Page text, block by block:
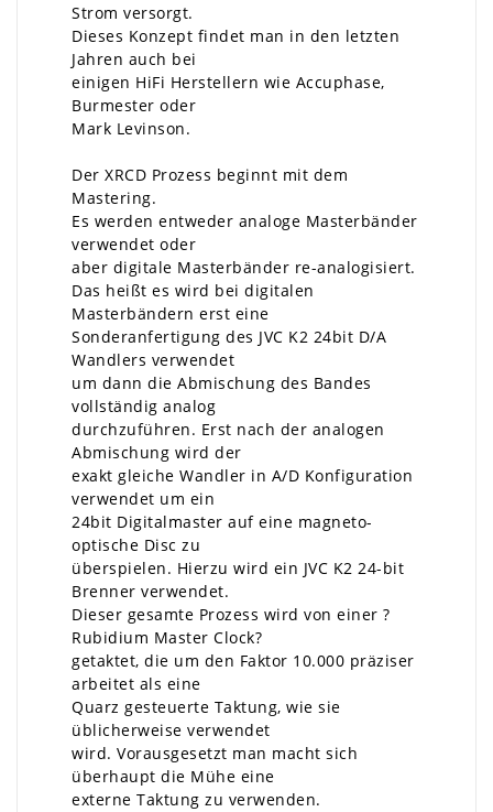
Strom versorgt.
Dieses Konzept findet man in den letzten
Jahren auch bei
einigen HiFi Herstellern wie Accuphase,
Burmester oder
Mark Levinson.
Der XRCD Prozess beginnt mit dem
Mastering.
Es werden entweder analoge Masterbänder
verwendet oder
aber digitale Masterbänder re-analogisiert.
Das heißt es wird bei digitalen
Masterbändern erst eine
Sonderanfertigung des JVC K2 24bit D/A
Wandlers verwendet
um dann die Abmischung des Bandes
vollständig analog
durchzuführen. Erst nach der analogen
Abmischung wird der
exakt gleiche Wandler in A/D Konfiguration
verwendet um ein
24bit Digitalmaster auf eine magneto-
optische Disc zu
überspielen. Hierzu wird ein JVC K2 24-bit
Brenner verwendet.
Dieser gesamte Prozess wird von einer ?
Rubidium Master Clock?
getaktet, die um den Faktor 10.000 präziser
arbeitet als eine
Quarz gesteuerte Taktung, wie sie
üblicherweise verwendet
wird. Vorausgesetzt man macht sich
überhaupt die Mühe eine
externe Taktung zu verwenden.